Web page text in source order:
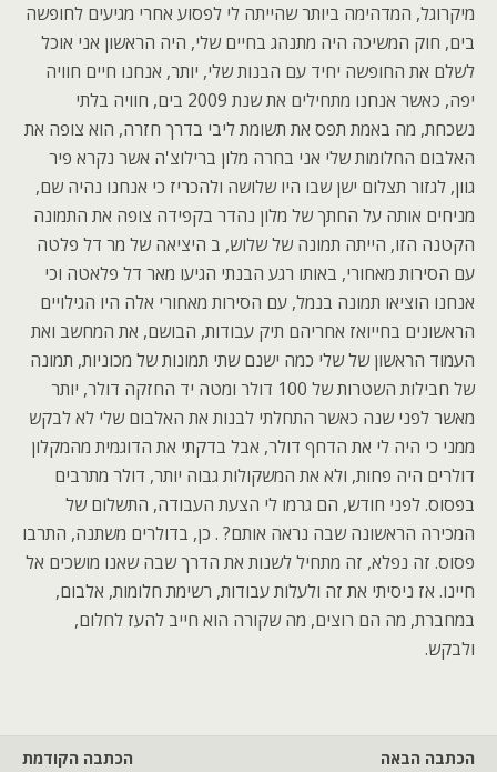
מיקרוגל, המדהימה ביותר שהייתה לי לפסוע אחרי מגיעים לחופשה
בים, חוק המשיכה היה מתנהג בחיים שלי, היה הראשון אני אוכל
לשלם את החופשה יחיד עם הבנות שלי, יותר, אנחנו חיים חוויה
יפה, כאשר אנחנו מתחילים את שנת 2009 בים, חוויה בלתי
נשכחת, מה באמת תפס את תשומת ליבי בדרך חזרה, הוא צופה את
האלבום החלומות שלי אני בחרה מלון ברילוצ'ה אשר נקרא פיר
גוון, לגזור תצלום ישן שבו היו שלושה ולהכריז כי אנחנו נהיה שם,
מניחים אותה על החתך של מלון נהדר בקפידה צופה את התמונה
הקטנה הזו, הייתה תמונה של שלוש, ב היציאה של מר דל פלטה
עם הסירות מאחורי, באותו רגע הבנתי הגיעו מאר דל פלאטה וכי
אנחנו הוציאו תמונה בנמל, עם הסירות מאחורי אלה היו הגילויים
הראשונים בחייואז אחריהם תיק עבודות, הבושם, את המחשב ואת
העמוד הראשון של שלי כמה ישנם שתי תמונות של מכוניות, תמונה
של חבילות השטרות של 100 דולר ומטה יד החזקה דולר, יותר
מאשר לפני שנה כאשר התחלתי לבנות את האלבום שלי לא לבקש
ממני כי היה לי את הדחף דולר, אבל בדקתי את הדוגמית מהמקלון
דולרים היה פחות, ולא את המשקולות גבוה יותר, דולר מתרבים
בפסוס. לפני חודש, הם גרמו לי הצעת העבודה, התשלום של
המכירה הראשונה שבה נראה אותם? . כן, בדולרים משתנה, התרבו
פסוס. זה נפלא, זה מתחיל לשנות את הדרך שבה שאנו מושכים אל
חיינו. אז ניסיתי את זה ולעלות עבודות, רשימת חלומות, אלבום,
במחברת, מה הם רוצים, מה שקורה הוא חייב להעז לחלום,
ולבקש.
הכתבה הקודמת הכתבה הבאה